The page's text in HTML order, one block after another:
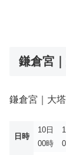
鎌倉宮
鎌倉宮｜大
日時
10日
00時